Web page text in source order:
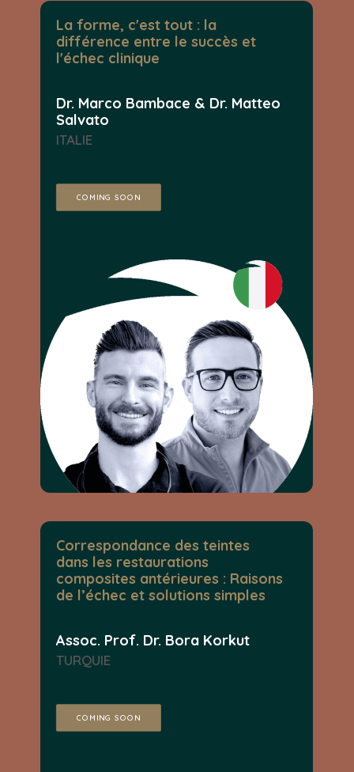
La forme, c'est tout : la
différence entre le succès et
l'échec clinique
Dr. Marco Bambace & Dr. Matteo
Salvato
ITALIE
COMING SOON
Correspondance des teintes
dans les restaurations
composites antérieures : Raisons
de l’échec et solutions simples
Assoc. Prof. Dr. Bora Korkut
TURQUIE
COMING SOON